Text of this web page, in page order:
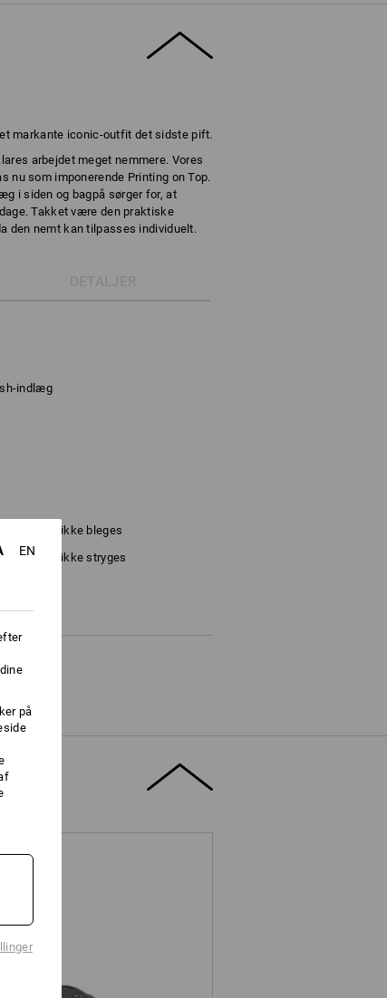
markante iconic-outfit det sidste pift.
arbejdet meget nemmere. Vores
nu som imponerende Printing on Top.
i siden og bagpå sørger for, at
Takket være den praktiske
den nemt kan tilpasses individuelt.
DETALJER
indlæg
Må ikke bleges
Må ikke stryges
EN
på